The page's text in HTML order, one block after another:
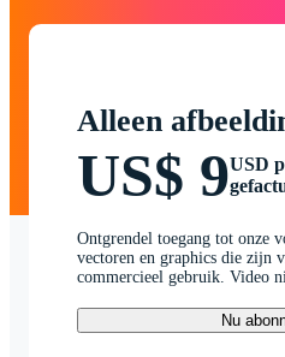
Alleen
US$ 9USD
Ontgrendel toegang tot onze
vectoren en graphics die zijn
commercieel gebruik. Video
Nu